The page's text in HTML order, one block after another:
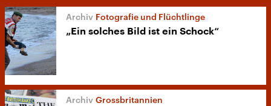
Fotografie und Flüchtlinge
„Ein solches Bild ist ein Schock“
Grossbritannien